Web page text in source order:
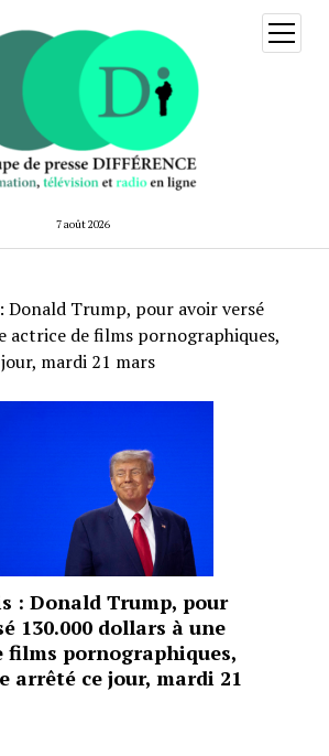
7 août 2026
ouvrir
menu
Donald Trump, pour avoir versé
actrice de films pornographiques,
mardi 21 mars
: Donald Trump, pour
130.000 dollars à une
films pornographiques,
arrêté ce jour, mardi 21